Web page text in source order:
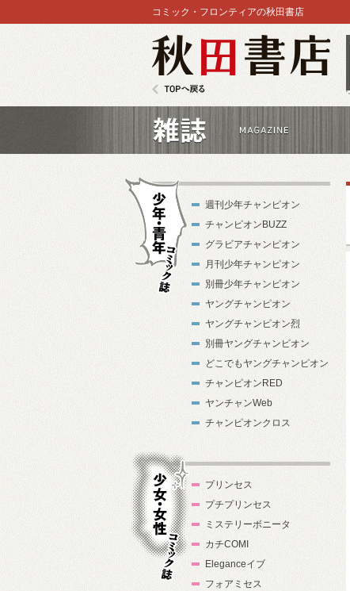
コミック・フロンティアの秋田書店
少年・青年コ
ミック誌
週刊少年チャンピオン
チャンピオンBUZZ
グラビアチャンピオン
月刊少年チャンピオン
別冊少年チャンピオン
ヤングチャンピオン
ヤングチャンピオン烈
別冊ヤングチャンピオン
どこでもヤングチャンピオン
チャンピオンRED
ヤンチャンWeb
チャンピオンクロス
プリンセス
プチプリンセス
ミステリーボニータ
カチCOMI
Eleganceイブ
フォアミセス